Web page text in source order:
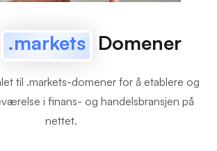
.markets Domener
til .markets-domener for å etablere og
i finans- og handelsbransjen på
nettet.